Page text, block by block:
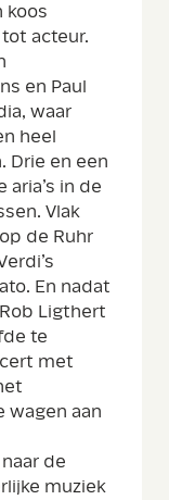
koos
acteur.
en Paul
waar
heel
Drie en een
aria’s in de
Vlak
de Ruhr
En nadat
Ligthert
te
met
wagen aan
de
muziek